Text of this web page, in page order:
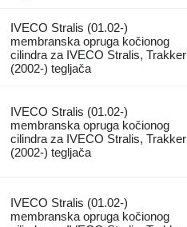
IVECO Stralis (01.02-)
membranska opruga kočionog
cilindra za IVECO Stralis, Trakker
(2002-) tegljača
IVECO Stralis (01.02-)
membranska opruga kočionog
cilindra za IVECO Stralis, Trakker
(2002-) tegljača
IVECO Stralis (01.02-)
membranska opruga kočionog